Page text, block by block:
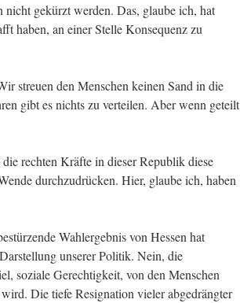
gekürzt werden. Das, glaube ich, hat
haben, an einer Stelle Konsequenz zu
streuen den Menschen keinen Sand in die
gibt es nichts zu verteilen. Aber wenn geteilt
rechten Kräfte in dieser Republik diese
durchzudrücken. Hier, glaube ich, haben
Wahlergebnis von Hessen hat
unserer Politik. Nein, die
soziale Gerechtigkeit, von den Menschen
Die tiefe Resignation vieler abgedrängter